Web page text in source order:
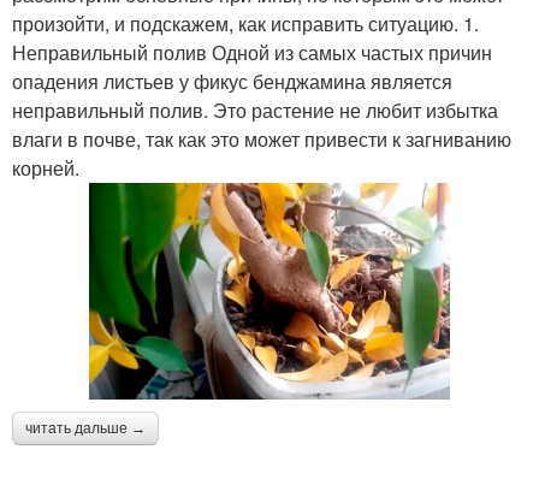
произойти, и подскажем, как исправить ситуацию. 1.
Неправильный полив Одной из самых частых причин
опадения листьев у фикус бенджамина является
неправильный полив. Это растение не любит избытка
влаги в почве, так как это может привести к загниванию
корней.
читать дальше →